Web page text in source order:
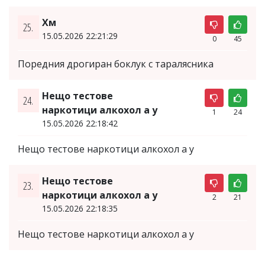
25. Хм
15.05.2026 22:21:29 0 45
Поредния дрогиран боклук с таралясника
24.
Нещо тестове
наркотици алкохол а у
15.05.2026 22:18:42
1 24
Нещо тестове наркотици алкохол а у
23.
Нещо тестове
наркотици алкохол а у
15.05.2026 22:18:35
2 21
Нещо тестове наркотици алкохол а у